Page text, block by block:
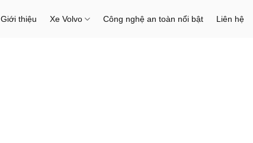
Giới thiệu Xe Volvo Công nghệ an toàn nổi bật Liên hệ